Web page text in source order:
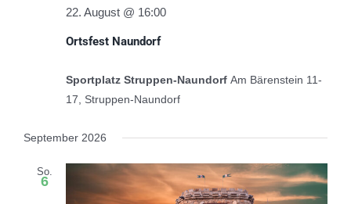
Ortsfest Naundorf
22. August @ 16:00
Sportplatz Struppen-Naundorf Am Bärenstein 11-
17, Struppen-Naundorf
September 2026
So.
6